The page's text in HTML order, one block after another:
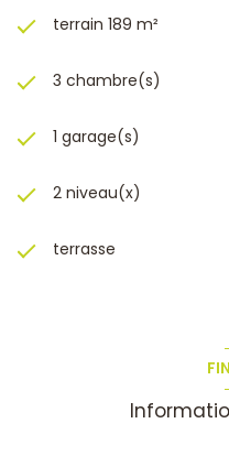
Notre avis : La maison est
(1983), bien organisée,
vis. A VOIR SANS TARDER.
000 030 389 Enregistré
633 259 RSAC ToulonN° de
terrain 189 m²
3 chambre(s)
1 garage(s)
2 niveau(x)
terrasse